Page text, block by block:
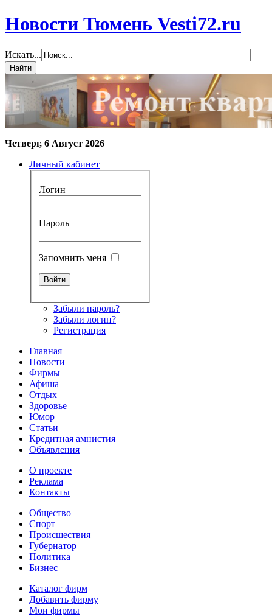
Новости Тюмень Vesti72.ru
Искать...
Четверг, 6 Август 2026
Личный кабинет
Логин
Пароль
Запомнить меня
Забыли пароль?
Забыли логин?
Регистрация
Главная
Новости
Фирмы
Афиша
Отдых
Здоровье
Юмор
Статьи
Кредитная амнистия
Объявления
О проекте
Реклама
Контакты
Общество
Спорт
Происшествия
Губернатор
Политика
Бизнес
Каталог фирм
Добавить фирму
Мои фирмы